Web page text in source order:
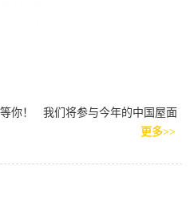
你！ 我们将参与今年的中国屋面
更多>>